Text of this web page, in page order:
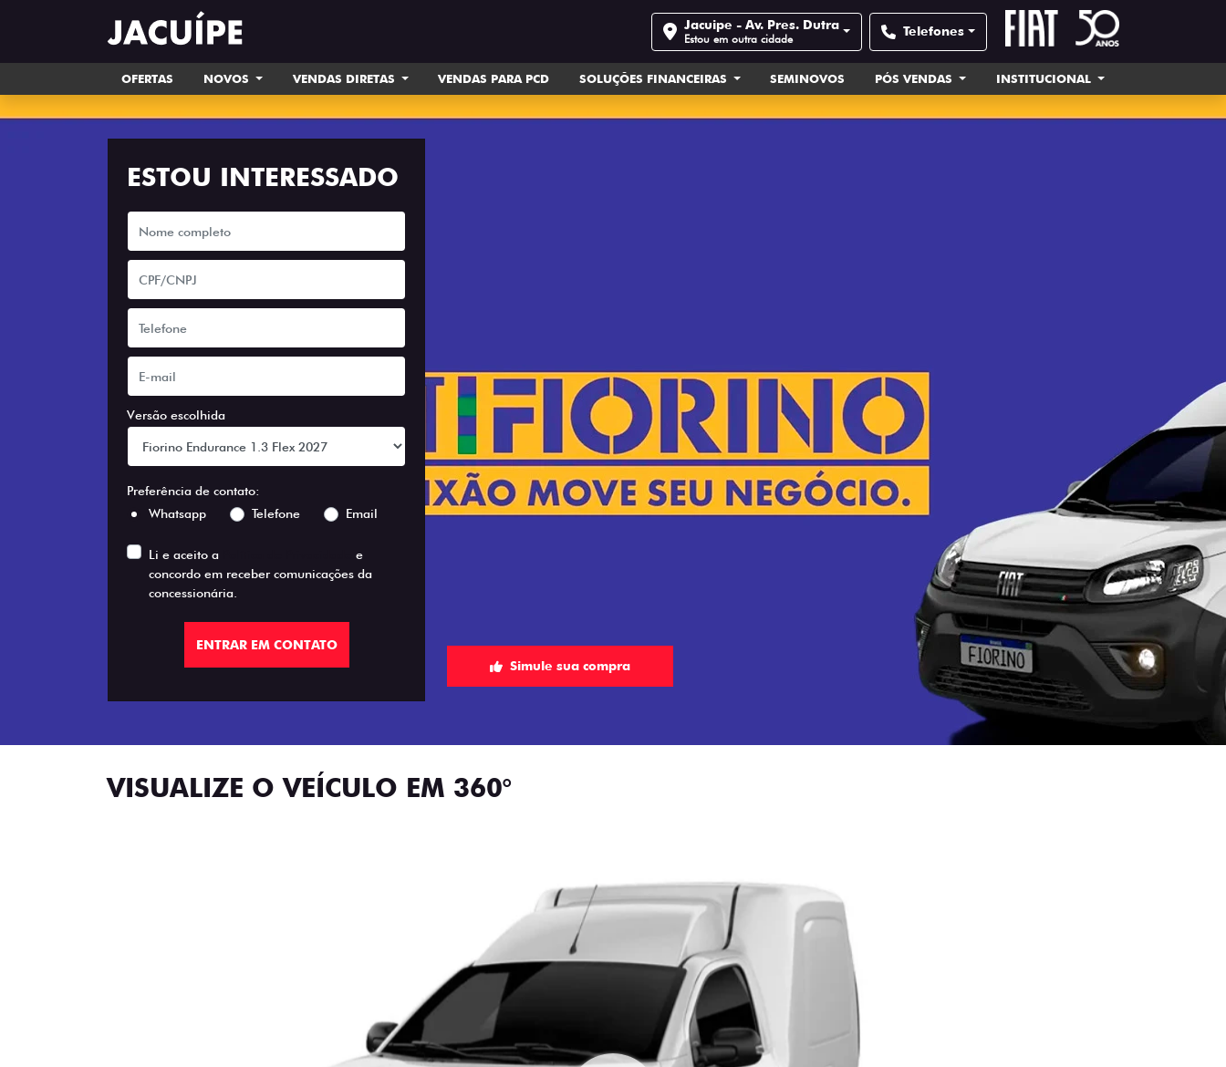
Jacuipe - Av. Pres. Dutra
Estou em outra cidade Telefones
OFERTAS NOVOS VENDAS DIRETAS VENDAS PARA PCD SOLUÇÕES FINANCEIRAS SEMINOVOS PÓS VENDAS INSTITUCIONAL
ESTOU INTERESSADO
Versão escolhida
Preferência de contato:
Whatsapp
Telefone Email
Li e aceito a
e
concordo em receber comunicações da
concessionária.
ENTRAR EM CONTATO
Simule sua compra
VISUALIZE O VEÍCULO EM 360°